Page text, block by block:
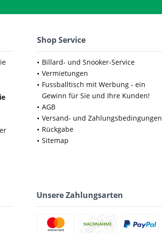
Shop Service
Billard- und Snooker-Service
Vermietungen
Fussballtisch mit Werbung - ein
Gewinn für Sie und Ihre Kunden!
AGB
Versand- und Zahlungsbedingungen
Rückgabe
Sitemap
Unsere Zahlungsarten